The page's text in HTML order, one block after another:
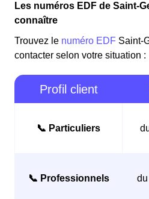
Les numéros EDF de Saint-
connaître
Trouvez le numéro EDF Saint-
contacter selon votre situation :
Profil client
📞 Particuliers
📞 Professionnels
du